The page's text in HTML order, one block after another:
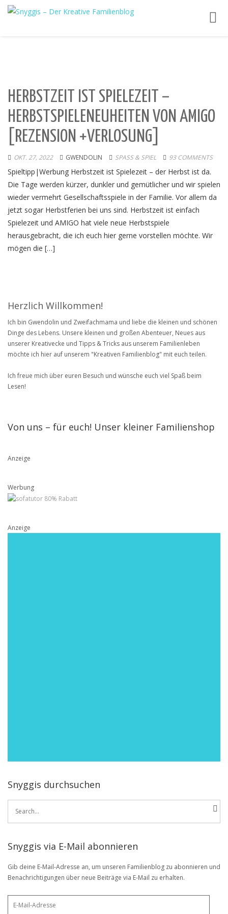
HERBSTZEIT IST SPIELEZEIT –
HERBSTSPIELENEUHEITEN VON AMIGO
[REZENSION +VERLOSUNG]
OKT. 27, 2022 GWENDOLIN SPASS & SPIEL 93 COMMENTS
Spieltipp|Werbung Herbstzeit ist Spielezeit – der Herbst ist da.
Die Tage werden kürzer, dunkler und gemütlicher und wir spielen
wieder vermehrt Gesellschaftsspiele in der Familie. Vor allem da
jetzt sogar Herbstferien bei uns sind. Herbstzeit ist einfach
Spielezeit und AMIGO hat viele neue Herbstspiele
herausgebracht, die ich euch hier gerne vorstellen möchte. Wir
mögen die […]
Herzlich Willkommen!
Ich bin Gwendolin und Zweifachmama und liebe die kleinen und schönen
Dinge des Lebens. Unsere kleinen und großen Abenteuer, Neues aus
unserer Kreativecke und Tipps & Tricks aus unserem Familienleben
möchte ich hier auf unserem "Kreativen Familienblog" mit euch teilen.
Ich freue mich über euren Besuch und wünsche euch viel Spaß beim
Lesen!
Von uns – für euch! Unser kleiner Familienshop
Anzeige
Werbung
Anzeige
Snyggis durchsuchen
Search
Snyggis via E-Mail abonnieren
Gib deine E-Mail-Adresse an, um unseren Familienblog zu abonnieren und
Benachrichtigungen über neue Beiträge via E-Mail zu erhalten.